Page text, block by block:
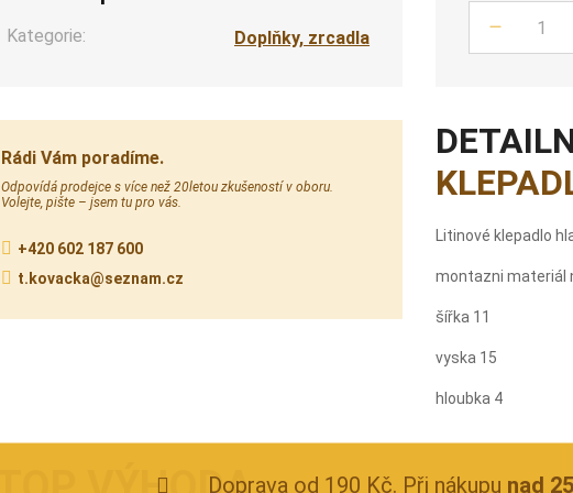
Kategorie: Doplňky, zrcadla
Rádi Vám poradíme.
Odpovídá prodejce s více než 20letou zkušeností v oboru.
Volejte, pište – jsem tu pro vás.
+420 602 187 600
t.kovacka@seznam.cz
Litinové klepadlo
montazni materiál
šířka 11
vyska 15
hloubka 4
Doprava od 190 Kč. Při nákupu nad